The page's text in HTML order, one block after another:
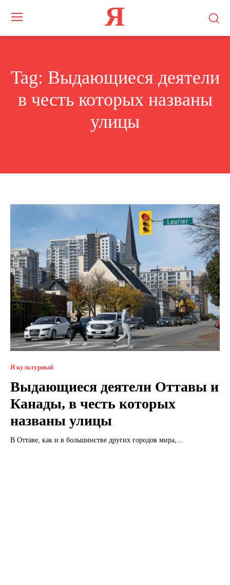
Я
Tag: Выдающиеся деятели
в честь которых названы
улицы
Я культурный
Выдающиеся деятели Оттавы и
Канады, в честь которых
названы улицы
В Оттаве, как и в большинстве других городов мира,...